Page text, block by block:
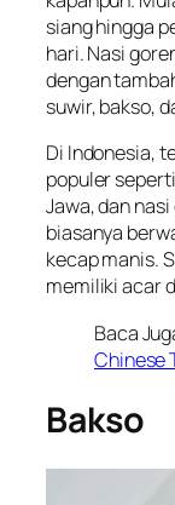
siang hingga
hari. Nasi
dengan
suwir, bakso,
Di Indonesia,
populer
Jawa, dan
biasanya
kecap manis.
memiliki acar
Baca
Chinese
Bakso